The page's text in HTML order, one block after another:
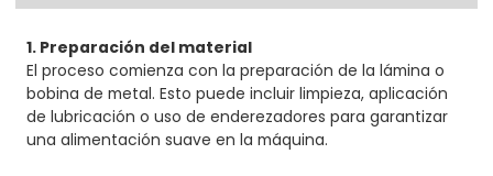
1. Preparación del material
El proceso comienza con la preparación de la lámina o
bobina de metal. Esto puede incluir limpieza, aplicación
de lubricación o uso de enderezadores para garantizar
una alimentación suave en la máquina.